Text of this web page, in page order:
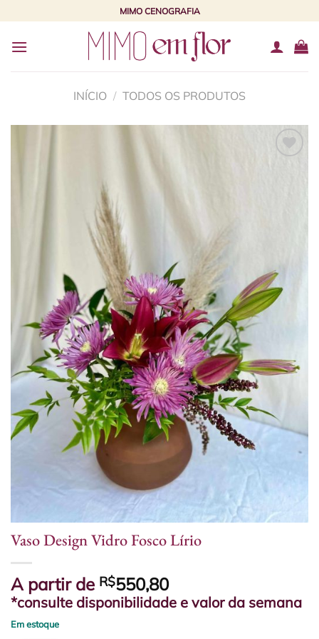
to
content
MIMO CENOGRAFIA
INÍCIO / TODOS OS PRODUTOS
Vaso Design Vidro Fosco Lírio
A partir de R$550,80
*consulte disponibilidade e valor da semana
Em estoque